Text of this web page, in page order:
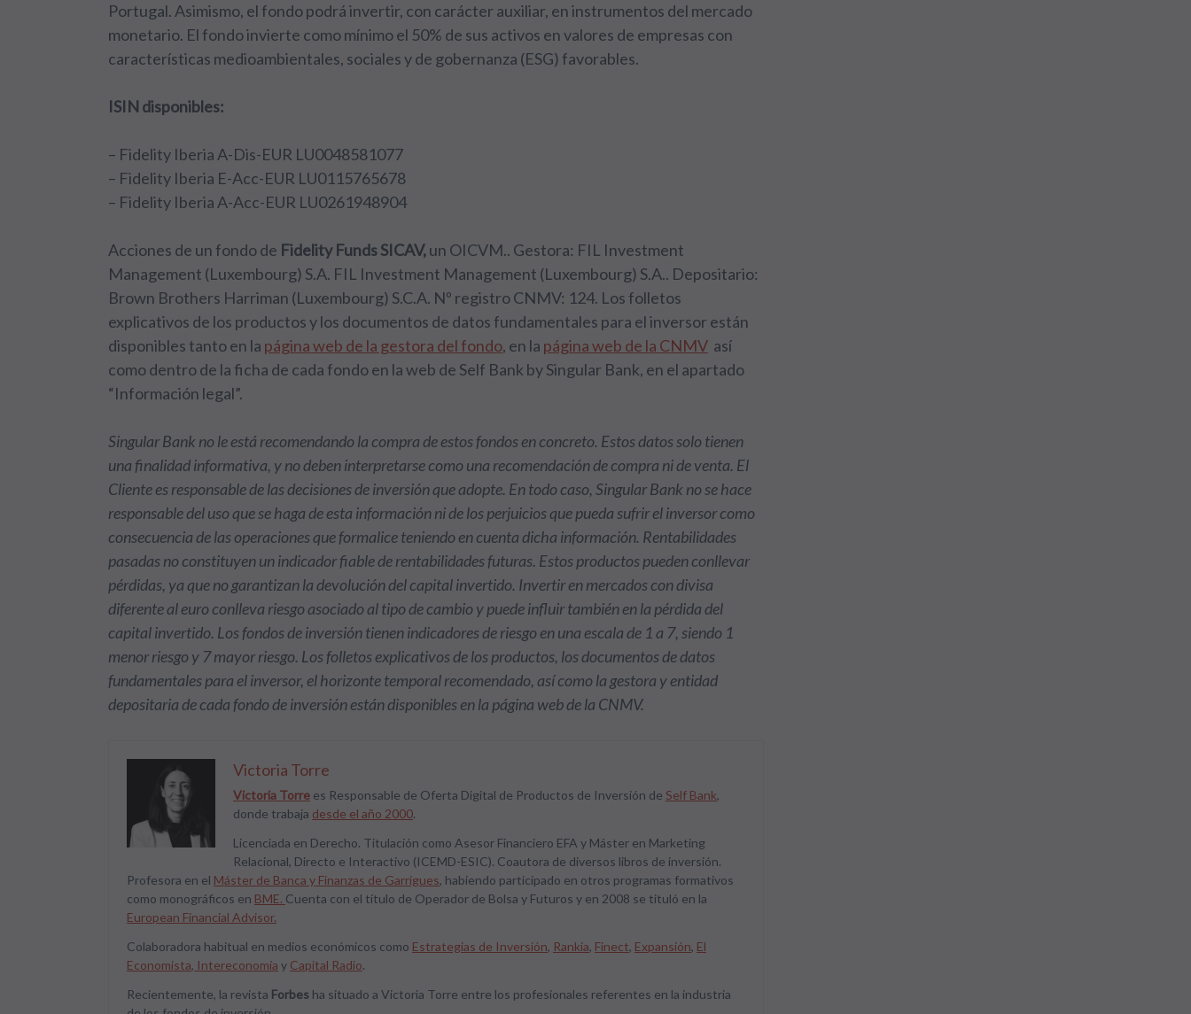
Portugal. Asimismo, el fondo podrá invertir, con carácter auxiliar, en instrumentos del mercado
monetario. El fondo invierte como mínimo el 50% de sus activos en valores de empresas con
características medioambientales, sociales y de gobernanza (ESG) favorables.
ISIN disponibles:
– Fidelity Iberia A-Dis-EUR LU0048581077
– Fidelity Iberia E-Acc-EUR LU0115765678
– Fidelity Iberia A-Acc-EUR LU0261948904
Acciones de un fondo de Fidelity Funds SICAV,un OICVM.. Gestora: FIL Investment
Management (Luxembourg) S.A. FIL Investment Management (Luxembourg) S.A.. Depositario:
Brown Brothers Harriman (Luxembourg) S.C.A. Nº registro CNMV: 124. Los folletos
explicativos de los productos y los documentos de datos fundamentales para el inversor están
disponibles tanto en la página web de la gestora del fondo, en la página web de la CNMV así
como dentro de la ficha de cada fondo en la web de Self Bank by Singular Bank, en el apartado
“Información legal”.
Singular Bank no le está recomendando la compra de estos fondos en concreto. Estos datos solo tienen
una finalidad informativa, y no deben interpretarse como una recomendación de compra ni de venta. El
Cliente es responsable de las decisiones de inversión que adopte. En todo caso, Singular Bank no se hace
responsable del uso que se haga de esta información ni de los perjuicios que pueda sufrir el inversor como
consecuencia de las operaciones que formalice teniendo en cuenta dicha información. Rentabilidades
pasadas no constituyen un indicador fiable de rentabilidades futuras. Estos productos pueden conllevar
pérdidas, ya que no garantizan la devolución del capital invertido. Invertir en mercados con divisa
diferente al euro conlleva riesgo asociado al tipo de cambio y puede influir también en la pérdida del
capital invertido. Los fondos de inversión tienen indicadores de riesgo en una escala de 1 a 7, siendo 1
menor riesgo y 7 mayor riesgo. Los folletos explicativos de los productos, los documentos de datos
fundamentales para el inversor, el horizonte temporal recomendado, así como la gestora y entidad
depositaria de cada fondo de inversión están disponibles en la página web de la CNMV.
Victoria Torre
Victoria Torre es Responsable de Oferta Digital de Productos de Inversión de Self Bank,
donde trabaja desde el año 2000.
Licenciada en Derecho. Titulación como Asesor Financiero EFA y Máster en Marketing
Relacional, Directo e Interactivo (ICEMD-ESIC). Coautora de diversos libros de inversión.
Profesora en el Máster de Banca y Finanzas de Garrigues, habiendo participado en otros programas formativos
como monográficos en BME. Cuenta con el título de Operador de Bolsa y Futuros y en 2008 se tituló en la
European Financial Advisor.
Colaboradora habitual en medios económicos como Estrategias de Inversión, Rankia, Finect, Expansión, El
Economista, Intereconomía y Capital Radio.
Recientemente, la revista Forbes ha situado a Victoria Torre entre los profesionales referentes en la industria